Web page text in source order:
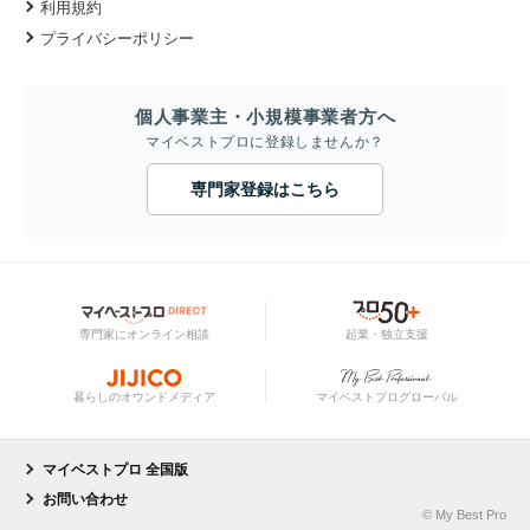
利用規約
プライバシーポリシー
個人事業主・小規模事業者方へ
マイベストプロに登録しませんか？
専門家登録はこちら
専門家にオンライン相談 起業・独立支援
暮らしのオウンドメディア マイベストプログローバル
マイベストプロ 全国版
お問い合わせ
© My Best Pro